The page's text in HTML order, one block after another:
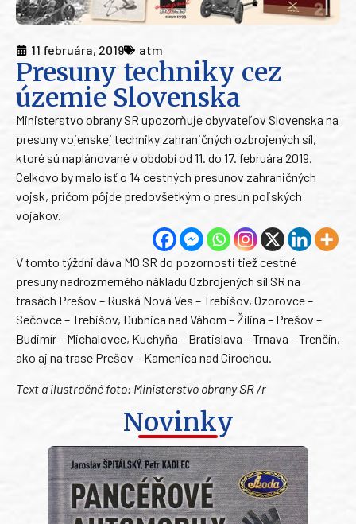
11 februára, 2019 atm
Presuny techniky cez
územie Slovenska
Ministerstvo obrany SR upozorňuje obyvateľov Slovenska na
presuny vojenskej techniky zahraničných ozbrojených síl,
ktoré sú naplánované v období od 11. do 17. februára 2019.
Celkovo by malo ísť o 14 cestných presunov zahraničných
vojsk, pričom pôjde predovšetkým o presun poľských
vojakov.
V tomto týždni dáva MO SR do pozornosti tiež cestné
presuny nadrozmerného nákladu Ozbrojených síl SR na
trasách Prešov – Ruská Nová Ves – Trebišov, Ozorovce –
Sečovce – Trebišov, Dubnica nad Váhom – Žilina – Prešov –
Budimír – Michalovce, Kuchyňa – Bratislava – Trnava – Trenčín,
ako aj na trase Prešov – Kamenica nad Cirochou.
Text a ilustračné foto: Ministerstvo obrany SR /r
Novinky